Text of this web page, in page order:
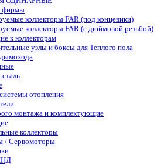
фирмы
коллекторы FAR (под концевики)
коллекторы FAR (с дюймовой резьбой)
к коллекторам
узлы и боксы для Теплого пола
отопления
монтажа и комплектующие
коллекторы
/ Сервомоторы